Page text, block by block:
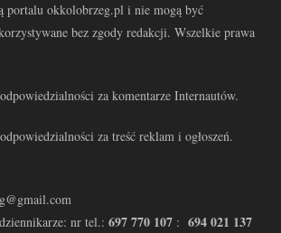
portalu okkolobrzeg.pl i nie mogą być
bez zgody redakcji. Wszelkie prawa
za komentarze Internautów.
za treść reklam i ogłoszeń.
nr tel.: 697 770 107 : 694 021 137